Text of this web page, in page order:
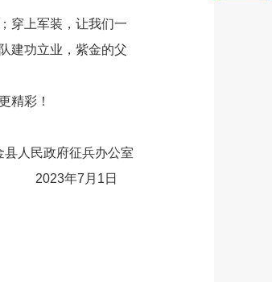
穿上军装，让我们一
建功立业，紫金的父
精彩！
人民政府征兵办公室
2023年7月1日